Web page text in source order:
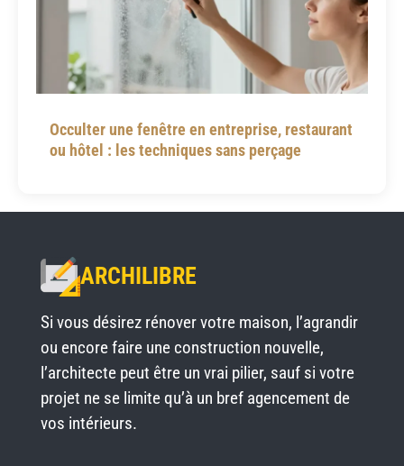
Occulter une fenêtre en entreprise, restaurant
ou hôtel : les techniques sans perçage
ARCHILIBRE
Si vous désirez rénover votre maison, l’agrandir
ou encore faire une construction nouvelle,
l’architecte peut être un vrai pilier, sauf si votre
projet ne se limite qu’à un bref agencement de
vos intérieurs.